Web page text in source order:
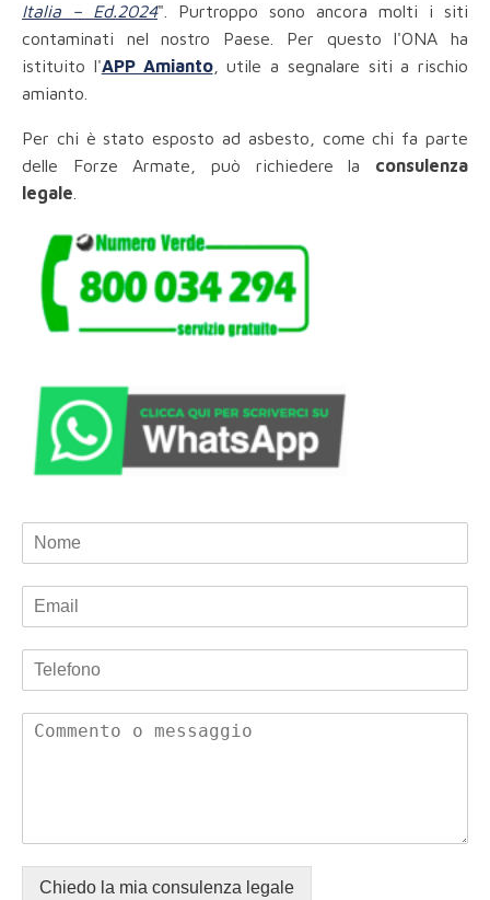
Italia – Ed.2024". Purtroppo sono ancora molti i siti
contaminati nel nostro Paese. Per questo l'ONA ha
istituito l'APP Amianto, utile a segnalare siti a rischio
amianto.
Per chi è stato esposto ad asbesto, come chi fa parte
delle Forze Armate, può richiedere la consulenza
legale
Chiedo la mia consulenza legale